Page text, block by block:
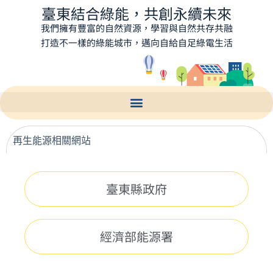
臺東結合綠能，共創永續未來
我們擁有豐富的自然資源，學習與自然共存共融
打造不一樣的綠能城市，邁向自給自足綠電生活
再生能源相關網站
臺東縣政府
經濟部能源署